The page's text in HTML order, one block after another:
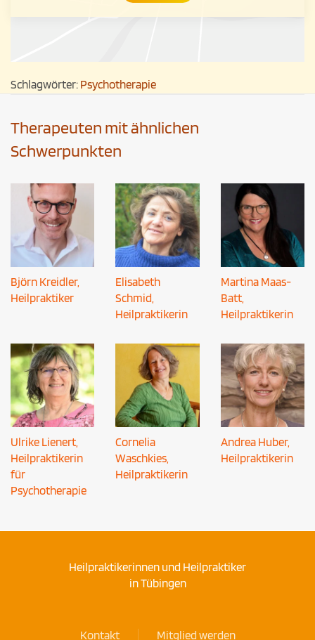
Schlagwörter: Psychotherapie
Therapeuten mit ähnlichen
Schwerpunkten
Björn Kreidler,
Heilpraktiker
Elisabeth
Schmid,
Heilpraktikerin
Martina Maas-
Batt,
Heilpraktikerin
Ulrike Lienert,
Heilpraktikerin
für
Psychotherapie
Cornelia
Waschkies,
Heilpraktikerin
Andrea Huber,
Heilpraktikerin
Heilpraktikerinnen und Heilpraktiker
in Tübingen
Kontakt Mitglied werden